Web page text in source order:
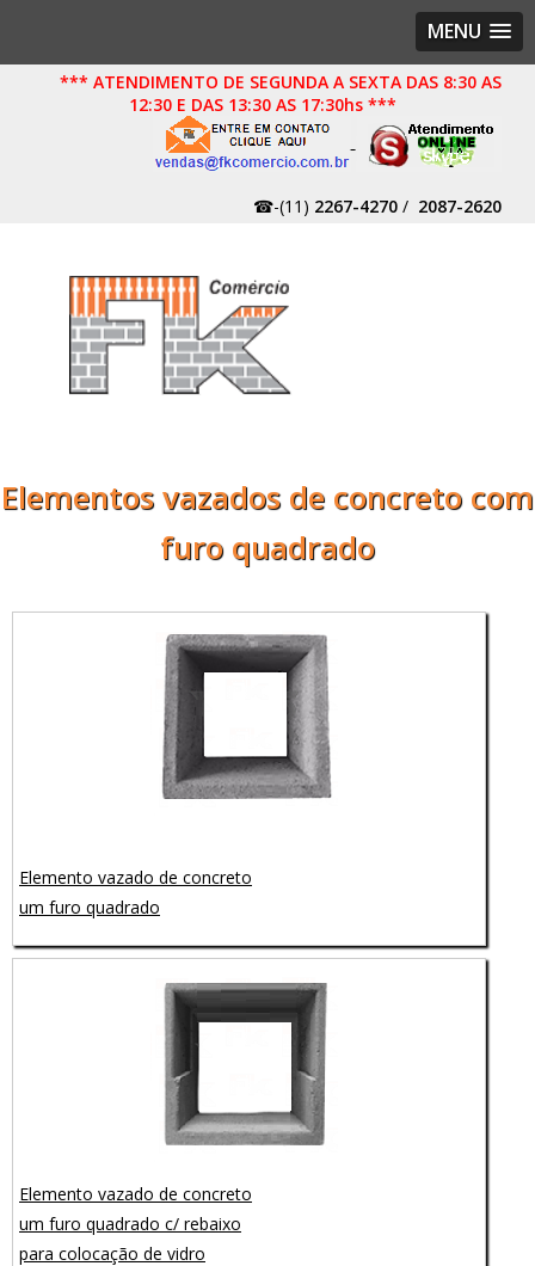
MENU
*** ATENDIMENTO DE SEGUNDA A SEXTA DAS 8:30 AS
12:30 E DAS 13:30 AS 17:30hs ***
☎-(11) 2267-4270/ 2087-2620
Elementos vazados de concreto com
furo quadrado
Elemento vazado de concreto
um furo quadrado
Elemento vazado de concreto
um furo quadrado c/ rebaixo
para colocação de vidro